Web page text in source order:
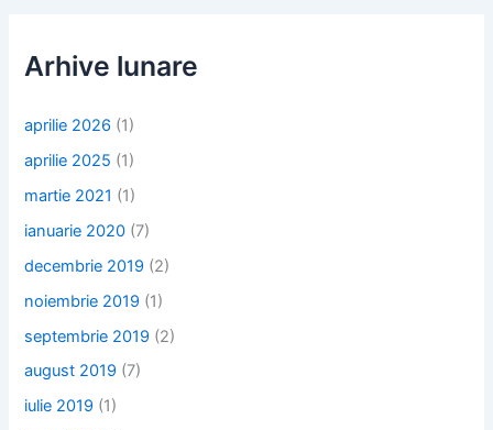
Arhive lunare
aprilie 2026 (1)
aprilie 2025 (1)
martie 2021 (1)
ianuarie 2020 (7)
decembrie 2019 (2)
noiembrie 2019 (1)
septembrie 2019 (2)
august 2019 (7)
iulie 2019 (1)